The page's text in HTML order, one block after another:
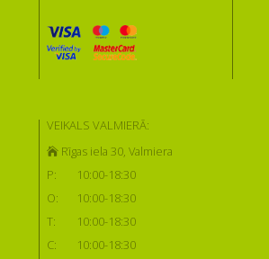
VEIKALS VALMIERĀ:
Rīgas iela 30, Valmiera
P:
10:00-18:30
O:
10:00-18:30
T:
10:00-18:30
C:
10:00-18:30